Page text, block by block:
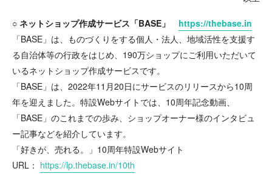
○ ネットショップ作成サービス「BASE」 https://thebase.in
「BASE」は、ものづくりをする個人・法人、地域活性を支援す
る自治体等の行政をはじめ、190万ショップにご利用いただいて
いるネットショップ作成サービスです。
「BASE」は、2022年11月20日にサービスのリリースから10周
年を迎えました。特設Webサイトでは、10周年記念動画、
「BASE」のこれまでの歩み、ショップオーナー様のインタビュ
ー記事などを紹介しています。
「好きが、売れる。」10周年特設Webサイト
URL： https://lp.thebase.in/10th